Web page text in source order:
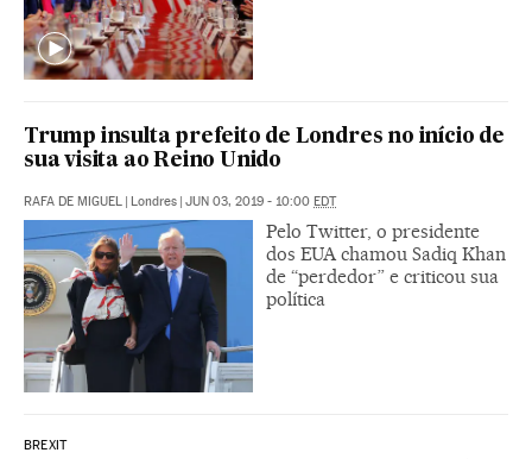
Trump insulta prefeito de Londres no início de
sua visita ao Reino Unido
RAFA DE MIGUEL Londres JUN 03, 2019 - 10:00 EDT
Pelo Twitter, o presidente
dos EUA chamou Sadiq Khan
de “perdedor” e criticou sua
política
BREXIT